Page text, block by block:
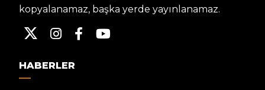
kopyalanamaz, başka yerde yayınlanamaz.
HABERLER